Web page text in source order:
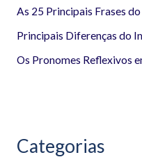
r
p
As 25 Principais Frases
Principais Diferenças do
Os Pronomes Reflexivos
Categorias